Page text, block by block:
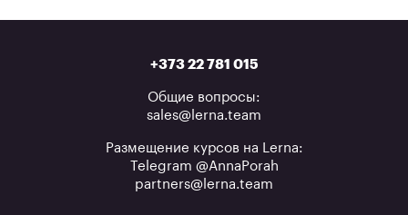
+373 22 781 015
Общие вопросы:
sales@lerna.team
Размещение курсов на Lerna:
Telegram @AnnaPorah
partners@lerna.team